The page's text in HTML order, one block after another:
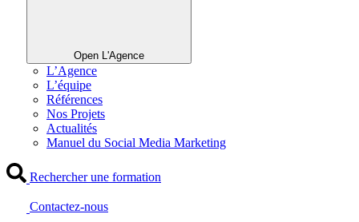
Open L'Agence
L’Agence
L’équipe
Références
Nos Projets
Actualités
Manuel du Social Media Marketing
Rechercher une formation
Contactez-nous